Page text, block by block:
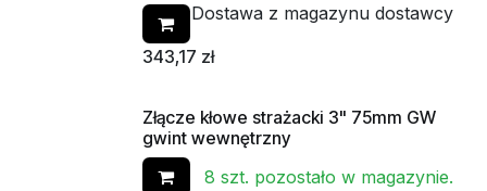
Dostawa z magazynu dostawcy
343,17 zł
Złącze kłowe strażacki 3" 75mm GW
gwint wewnętrzny
8 szt. pozostało w magazynie.